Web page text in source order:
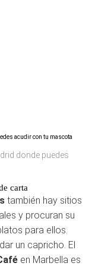
donde puedes
carta
también hay sitios
y procuran su
para ellos.
un capricho. El
en Marbella es